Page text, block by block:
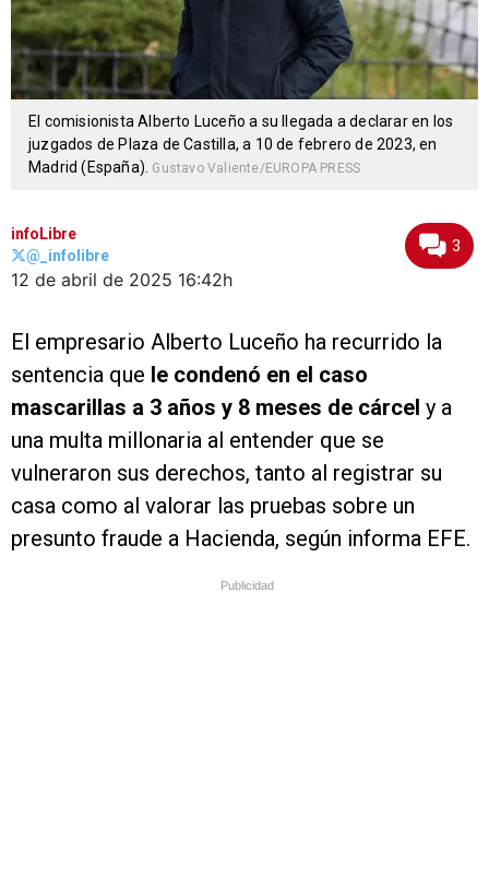
El comisionista Alberto Luceño a su llegada a declarar en los
juzgados de Plaza de Castilla, a 10 de febrero de 2023, en
Madrid (España). Gustavo Valiente/EUROPA PRESS
infoLibre
@_infolibre
12 de abril de 2025 16:42h
3
El empresario Alberto Luceño ha recurrido la
sentencia que le condenó en el caso
mascarillas a 3 años y 8 meses de cárcel y a
una multa millonaria al entender que se
vulneraron sus derechos, tanto al registrar su
casa como al valorar las pruebas sobre un
presunto fraude a Hacienda, según informa EFE.
Publicidad